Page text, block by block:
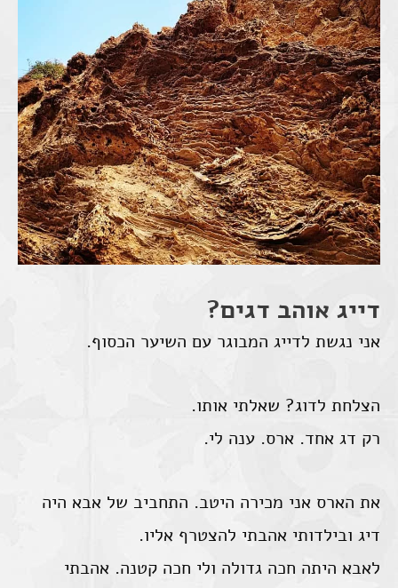
דייג אוהב דגים?
אני נגשת לדייג המבוגר עם השיער הכסוף.
הצלחת לדוג? שאלתי אותו.
רק דג אחד. ארס. ענה לי.
את הארס אני מכירה היטב. התחביב של אבא היה
דיג ובילדותי אהבתי להצטרף אליו.
לאבא היתה חכה גדולה ולי חכה קטנה. אהבתי